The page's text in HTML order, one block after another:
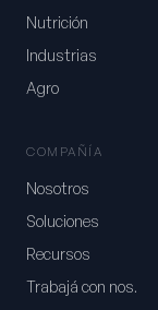
Nutrición
Industrias
Agro
COMPAÑÍA
Nosotros
Soluciones
Recursos
Trabajá con nos.